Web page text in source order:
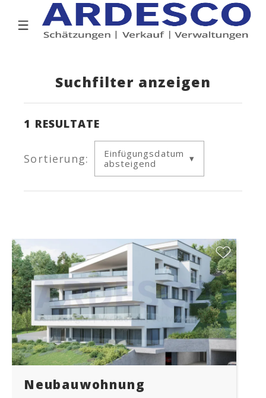
Suchfilter anzeigen
1 RESULTATE
Sortierung:
Einfügungsdatum
absteigend
Neubauwohnung